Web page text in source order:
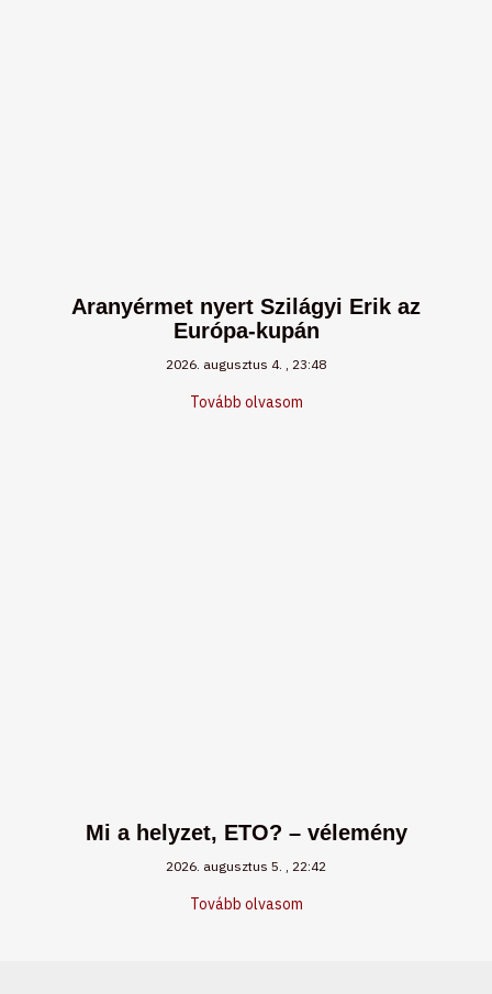
Aranyérmet nyert Szilágyi Erik az
Európa-kupán
2026. augusztus 4. 23:48
Tovább olvasom
Mi a helyzet, ETO? – vélemény
2026. augusztus 5. 22:42
Tovább olvasom